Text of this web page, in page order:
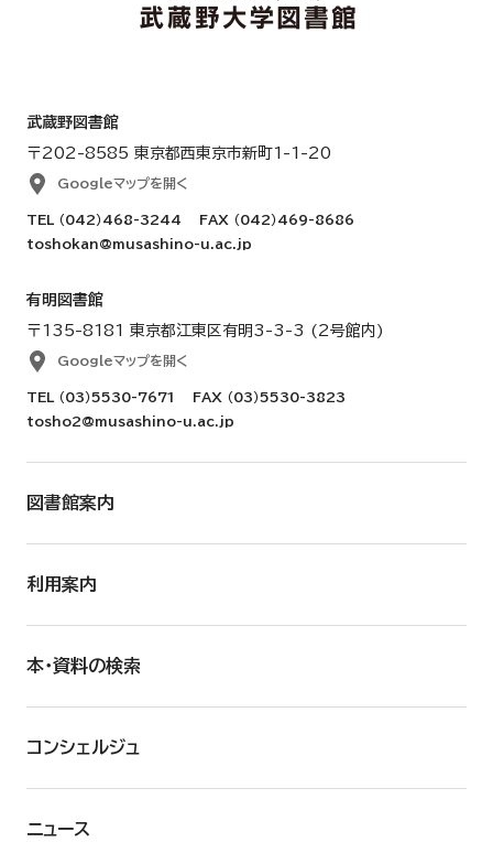
武蔵野図書館
〒202-8585 東京都西東京市新町1-1-20
Googleマップを開く
TEL （042）468-3244
FAX （042）469-8686
toshokan@musashino-u.ac.jp
有明図書館
〒135-8181 東京都江東区有明3-3-3 (2号館内)
Googleマップを開く
TEL （03）5530-7671
FAX （03）5530-3823
tosho2@musashino-u.ac.jp
図書館案内
利用案内
本・資料の検索
コンシェルジュ
ニュース